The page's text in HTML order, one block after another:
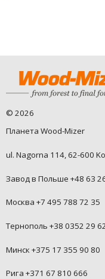
© 2026
Планета Wood-Mizer
ul. Nagorna 114, 62-600
Завод в Польше +48 63
Москва +7 495 788 72 35
Тернополь +38 0352 29
Минск +375 17 355 90 80
Рига +371 67 810 666